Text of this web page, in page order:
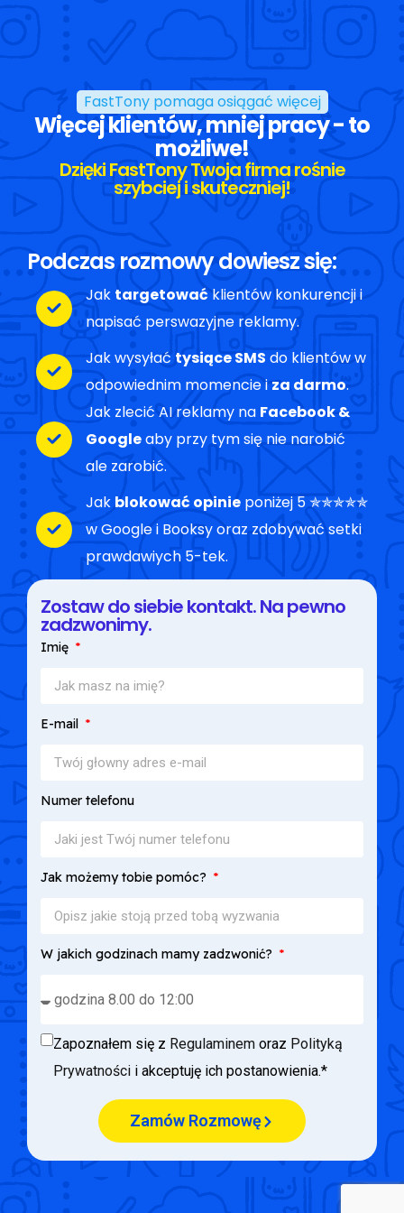
FastTony pomaga osiągać więcej
Więcej klientów, mniej pracy - to
możliwe!
Dzięki FastTony Twoja firma rośnie
szybciej i skuteczniej!
Podczas rozmowy dowiesz się:
Jak targetować klientów konkurencji i
napisać perswazyjne reklamy.
Jak wysyłać tysiące SMS do klientów w
odpowiednim momencie i za darmo.
Jak zlecić AI reklamy na Facebook &
Googleaby przy tym się nie narobić
ale zarobić.
Jak blokować opinie poniżej 5 ✯✯✯✯✯
w Google i Booksy oraz zdobywać setki
prawdawiych 5-tek.
Zostaw do siebie kontakt. Na pewno
zadzwonimy.
Imię
E-mail
Numer telefonu
Jak możemy tobie pomóc?
W jakich godzinach mamy zadzwonić?
Zapoznałem się z Regulaminemoraz Polityką
Prywatnościi akceptuję ich postanowienia.*
Zamów Rozmowę